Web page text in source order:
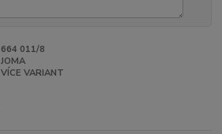
664 011/8
JOMA
VÍCE VARIANT